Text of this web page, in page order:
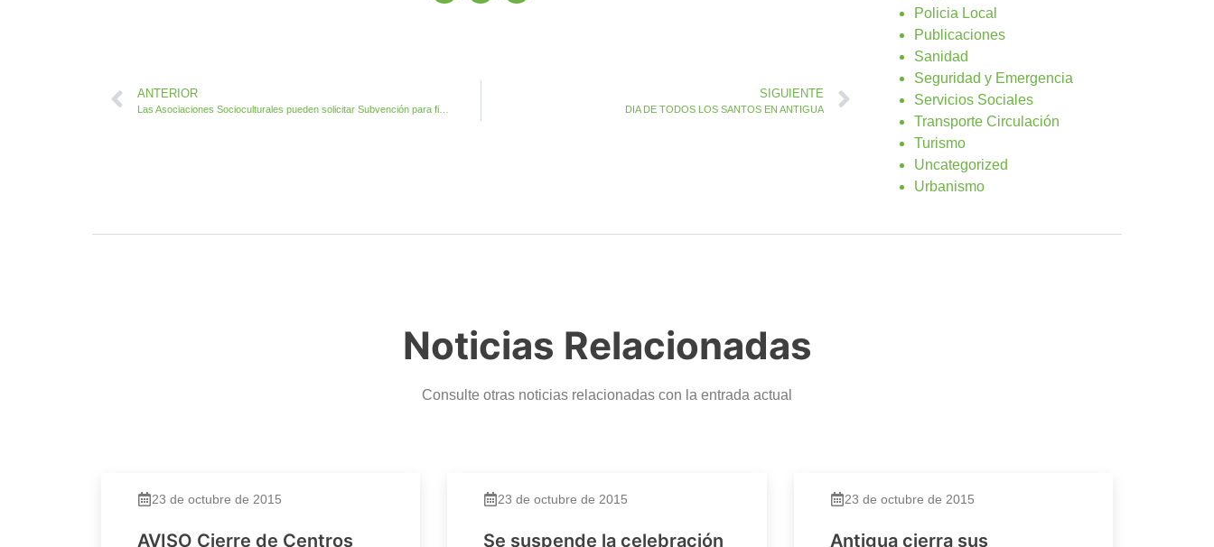
ANTERIOR SIGUIENTE
DIA DE TODOS LOS SANTOS EN ANTIGUA
Policia Local
Publicaciones
Sanidad
Seguridad y Emergencia
Servicios Sociales
Transporte Circulación
Turismo
Uncategorized
Urbanismo
Noticias Relacionadas
Consulte otras noticias relacionadas con la entrada actual
23 de octubre de 2015
AVISO Cierre de Centros
23 de octubre de 2015
Se suspende la celebración
23 de octubre de 2015
Antigua cierra sus